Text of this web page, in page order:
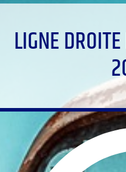
LIGNE